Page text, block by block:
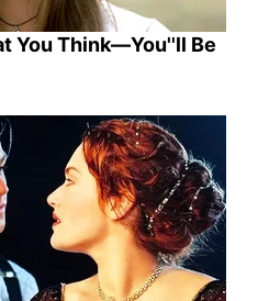
You Think—You''ll Be